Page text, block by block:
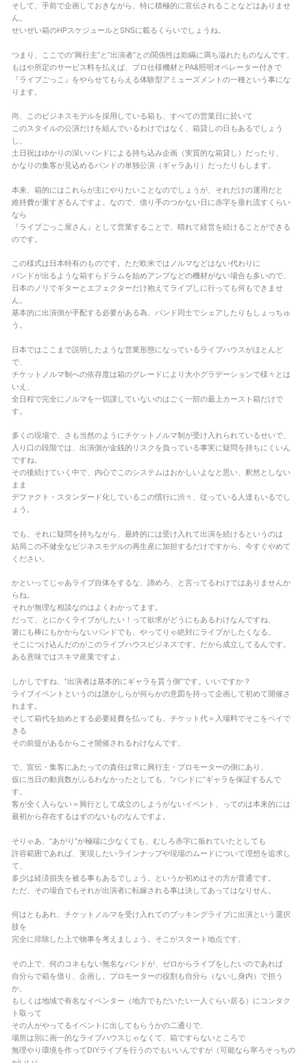
そして、手前で企画しておきながら、特に積極的に宣伝されることなどはありませ
ん。
せいぜい箱のHPスケジュールとSNSに載るくらいでしょうね。
つまり、ここでの”興行主”と”出演者”との関係性は欺瞞に満ち溢れたものなんです。
もはや所定のサービス料を払えば、プロ仕様機材とPA&照明オペレーター付きで
『ライブごっこ』をやらせてもらえる体験型アミューズメントの一種という事にな
ります。
尚、このビジネスモデルを採用している箱も、すべての営業日に於いて
このスタイルの公演だけを組んでいるわけではなく、箱貸しの日もあるでしょう
し、
土日祝はゆかりの深いバンドによる持ち込み企画（実質的な箱貸し）だったり、
かなりの集客が見込めるバンドの単独公演（ギャラあり）だったりもします。
本来、箱的にはこれらが主にやりたいことなのでしょうが、それだけの運用だと
維持費が重すぎるんですよ。なので、借り手のつかない日に赤字を垂れ流すくらい
なら
『ライブごっこ屋さん』として営業することで、晴れて経営を続けることができる
のです。
この様式は日本特有のものです。ただ欧米ではノルマなどはない代わりに
バンドが出るような箱すらドラムを始めアンプなどの機材がない場合も多いので、
日本のノリでギターとエフェクターだけ抱えてライブしに行っても何もできませ
ん。
基本的に出演側が手配する必要がある為、バンド同士でシェアしたりもしょっちゅ
う。
日本ではここまで説明したような営業形態になっているライブハウスがほとんど
で、
チケットノルマ制への依存度は箱のグレードにより大小グラデーションで様々とは
いえ、
全日程で完全にノルマを一切課していないのはごく一部の最上カースト箱だけで
す。
多くの現場で、さも当然のようにチケットノルマ制が受け入れられているせいで、
入り口の段階では、出演側が金銭的リスクを負っている事実に疑問を持ちにくいん
ですね。
その後続けていく中で、内心でこのシステムはおかしいよなと思い、釈然としない
まま
デファクト・スタンダード化しているこの慣行に渋々、従っている人達もいるでし
ょう。
でも、それに疑問を持ちながら、最終的には受け入れて出演を続けるというのは
結局この不健全なビジネスモデルの再生産に加担するだけですから、今すぐやめて
ください。
かといってじゃあライブ自体をするな、諦めろ、と言ってるわけではありませんか
らね。
それが無理な相談なのはよくわかってます。
だって、とにかくライブがしたい！って欲求がどうにもあるわけなんですね、
箸にも棒にもかからないバンドでも、やってりゃ絶対にライブがしたくなる。
そこにつけ込んだのがこのライブハウスビジネスです。だから成立してるんです。
ある意味ではスキマ産業ですよ。
しかしですね、”出演者は基本的にギャラを貰う側”です。いいですか？
ライブイベントというのは誰かしらが何らかの意図を持って企画して初めて開催さ
れます。
そして箱代を始めとする必要経費を払っても、チケット代＝入場料でそこをペイで
きる
その前提があるからこそ開催されるわけなんです。
で、宣伝・集客にあたっての責任は常に興行主・プロモーターの側にあり、
仮に当日の動員数がふるわなかったとしても、”バンドに”ギャラを保証するんで
す。
客が全く入らない＝興行として成立のしようがないイベント、ってのは本来的には
最初から存在するはずのないものなんですよ。
そりゃあ、”あがり”が極端に少なくても、むしろ赤字に振れていたとしても
許容範囲であれば、実現したいラインナップや現場のムードについて理想を追求し
て、
多少は経済損失を被る事もあるでしょう。というか初めはその方が普通です。
ただ、その場合でもそれが出演者に転嫁される事は決してあってはなりせん。
何はともあれ、チケットノルマを受け入れてのブッキングライブに出演という選択
肢を
完全に排除した上で物事を考えましょう。そこがスタート地点です。
その上で、何のコネもない無名なバンドが、ゼロからライブをしたいのであれば
自分らで箱を借り、企画し、プロモーターの役割も自分ら（ないし身内）で担う
か、
もしくは地域で有名なイベンター（地方でもだいたい一人ぐらい居る）にコンタク
ト取って
その人がやってるイベントに出してもらうかの二通りで、
場所は別に画一的なライブハウスじゃなくて、箱ですらないところで
無理やり環境を作ってDIYライブを行うのでもいいんですが（可能なら寧ろそっちの